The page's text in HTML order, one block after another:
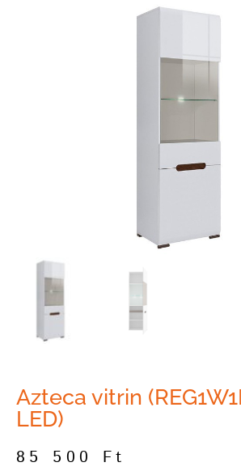
Azteca vitrin
LED)
85 500 Ft